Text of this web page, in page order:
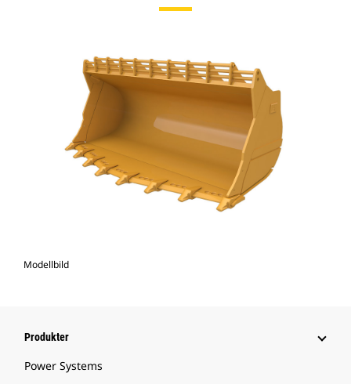
Modellbild
Produkter
Power Systems